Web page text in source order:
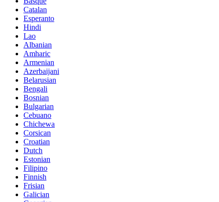
Catalan
Esperanto
Hindi
Lao
Albanian
Amharic
Armenian
Azerbaijani
Belarusian
Bengali
Bosnian
Bulgarian
Cebuano
Chichewa
Corsican
Croatian
Dutch
Estonian
Filipino
Finnish
Frisian
Galician